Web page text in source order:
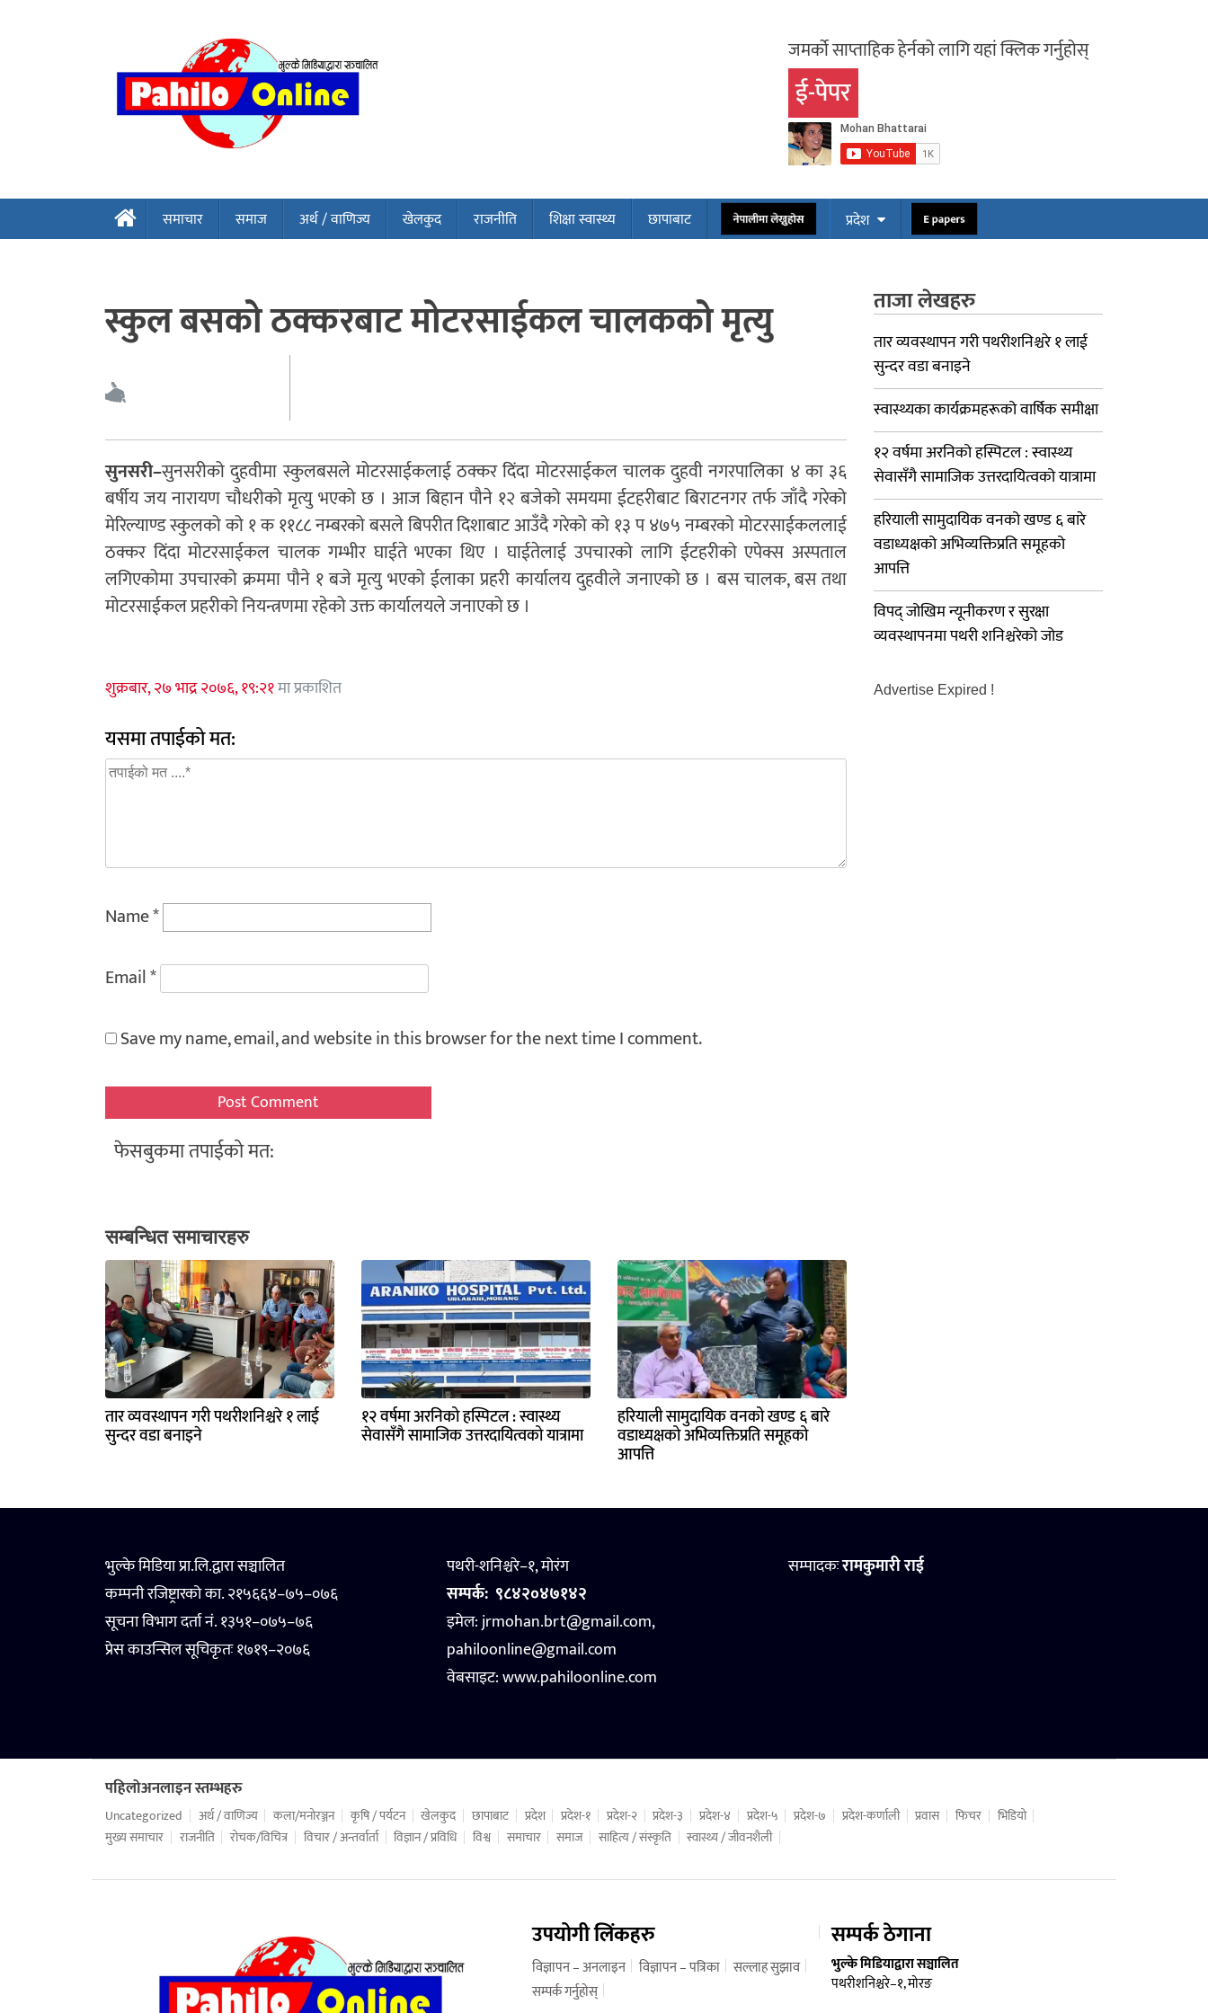
जमर्को साप्ताहिक हेर्नको लागि यहां क्लिक गर्नुहोस्
ई-पेपर
समाचार समाज अर्थ / वाणिज्य खेलकुद राजनीति शिक्षा स्वास्थ्य छापाबाट नेपालीमा लेख्नुहोस प्रदेश E papers
स्कुल बसको ठक्करबाट मोटरसाईकल चालकको मृत्यु
सुनसरी–सुनसरीको दुहवीमा स्कुलबसले मोटरसाईकलाई ठक्कर दिंदा मोटरसाईकल चालक दुहवी नगरपालिका ४ का ३६
बर्षीय जय नारायण चौधरीको मृत्यु भएको छ । आज बिहान पौने १२ बजेको समयमा ईटहरीबाट बिराटनगर तर्फ जाँदै गरेको
मेरिल्याण्ड स्कुलको को १ क ११८८ नम्बरको बसले बिपरीत दिशाबाट आउँदै गरेको को १३ प ४७५ नम्बरको मोटरसाईकललाई
ठक्कर दिंदा मोटरसाईकल चालक गम्भीर घाईते भएका थिए । घाईतेलाई उपचारको लागि ईटहरीको एपेक्स अस्पताल
लगिएकोमा उपचारको क्रममा पौने १ बजे मृत्यु भएको ईलाका प्रहरी कार्यालय दुहवीले जनाएको छ । बस चालक, बस तथा
मोटरसाईकल प्रहरीको नियन्त्रणमा रहेको उक्त कार्यालयले जनाएको छ ।
शुक्रबार, २७ भाद्र २०७६, १९:२१मा प्रकाशित
यसमा तपाईको मत:
Name*
Email*
Save my name, email, and website in this browser for the next time I comment.
फेसबुकमा तपाईको मत:
सम्बन्धित समाचारहरु
तार व्यवस्थापन गरी पथरीशनिश्चरे १ लाई
सुन्दर वडा बनाइने
१२ वर्षमा अरनिको हस्पिटल : स्वास्थ्य
सेवासँगै सामाजिक उत्तरदायित्वको यात्रामा
हरियाली सामुदायिक वनको खण्ड ६ बारे
वडाध्यक्षको अभिव्यक्तिप्रति समूहको
आपत्ति
ताजा लेखहरु
तार व्यवस्थापन गरी पथरीशनिश्चरे १ लाई
सुन्दर वडा बनाइने
स्वास्थ्यका कार्यक्रमहरूको वार्षिक समीक्षा
१२ वर्षमा अरनिको हस्पिटल : स्वास्थ्य
सेवासँगै सामाजिक उत्तरदायित्वको यात्रामा
हरियाली सामुदायिक वनको खण्ड ६ बारे
वडाध्यक्षको अभिव्यक्तिप्रति समूहको
आपत्ति
विपद् जोखिम न्यूनीकरण र सुरक्षा
व्यवस्थापनमा पथरी शनिश्चरेको जोड
Advertise Expired !
भुल्के मिडिया प्रा.लि.द्वारा सञ्चालित
कम्पनी रजिष्ट्रारको का. २१५६६४–७५–०७६
सूचना विभाग दर्ता नं. १३५१–०७५–७६
प्रेस काउन्सिल सूचिकृतः १७१९–२०७६
पथरी-शनिश्चरे–१, मोरंग
सम्पर्क: ९८४२०४७१४२
इमेल: jrmohan.brt@gmail.com,
pahiloonline@gmail.com
वेबसाइट:www.pahiloonline.com
सम्पादकःरामकुमारी राई
पहिलोअनलाइन स्तम्भहरु
Uncategorized अर्थ / वाणिज्य कला/मनोरञ्जन कृषि / पर्यटन खेलकुद छापाबाट प्रदेश प्रदेश-१ प्रदेश-२ प्रदेश-३ प्रदेश-४ प्रदेश-५ प्रदेश-७ प्रदेश-कर्णाली प्रवास फिचर
भिडियो
मुख्य समाचार
राजनीति रोचक/विचित्र विचार / अन्तर्वार्ता विज्ञान / प्रविधि विश्व समाचार समाज साहित्य / संस्कृति स्वास्थ्य / जीवनशैली
उपयोगी लिंकहरु
विज्ञापन – अनलाइन विज्ञापन – पत्रिका सल्लाह सुझाव
सम्पर्क गर्नुहोस्
सम्पर्क ठेगाना
भुल्के मिडियाद्वारा सञ्चालित
पथरीशनिश्चरे–१, मोरङ